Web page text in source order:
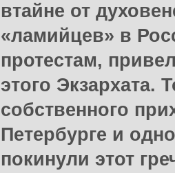
втайне от
«ламийцев» в
протестам,
этого Экзархата.
собственного
Петербурге и
покинули этот